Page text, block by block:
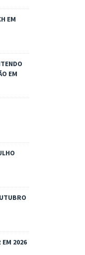
EM
EM
EM 2026